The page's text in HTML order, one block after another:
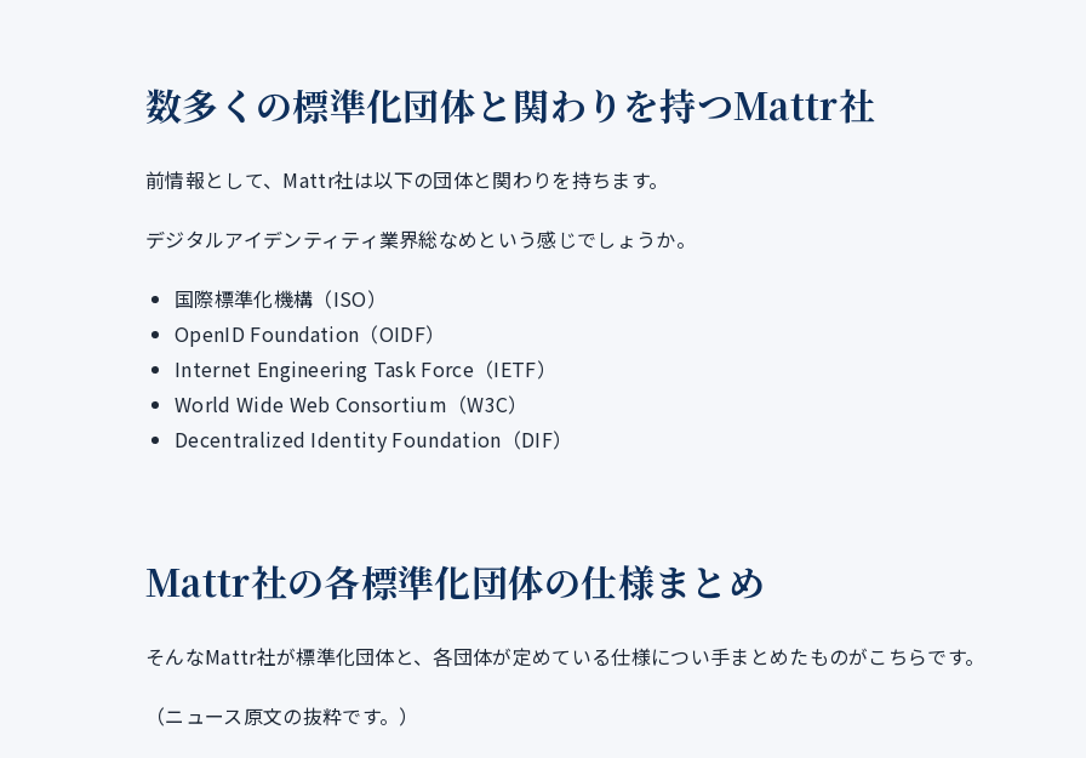
数多くの標準化団体と関わりを持つMattr社
前情報として、Mattr社は以下の団体と関わりを持ちます。
デジタルアイデンティティ業界総なめという感じでしょうか。
国際標準化機構（ISO）
OpenID Foundation（OIDF）
Internet Engineering Task Force（IETF）
World Wide Web Consortium（W3C）
Decentralized Identity Foundation（DIF）
Mattr社の各標準化団体の仕様まとめ
そんなMattr社が標準化団体と、各団体が定めている仕様につい手まとめたものがこちらです。
（ニュース原文の抜粋です。）